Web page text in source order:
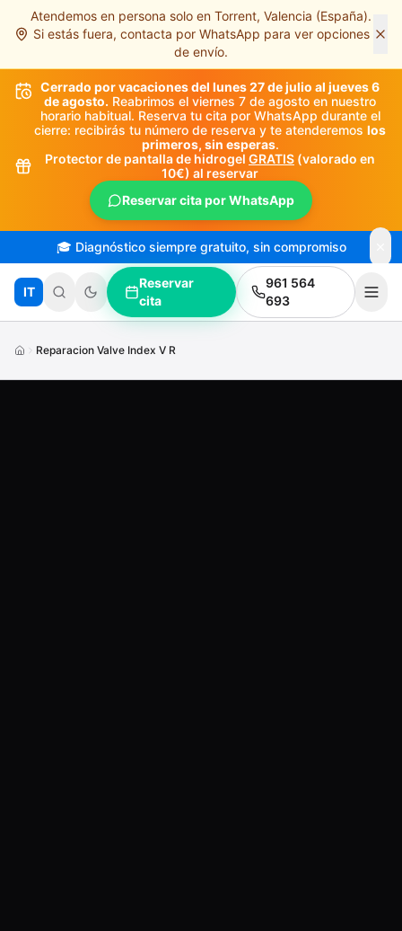
Saltar al contenido principal
Atendemos en persona solo en Torrent, Valencia (España).
Si estás fuera, contacta por WhatsApp para ver opciones
de envío.
Cerrado por vacaciones del lunes 27 de julio al jueves 6
de agosto. Reabrimos el viernes 7 de agosto en nuestro
horario habitual. Reserva tu cita por WhatsApp durante el
cierre: recibirás tu número de reserva y te atenderemos los
primeros, sin esperas.
Protector de pantalla de hidrogel GRATIS (valorado en
10€) al reservar
Reservar cita por WhatsApp
🎓 Diagnóstico siempre gratuito, sin compromiso
IT
Reservar
cita
961 564
693
Reparacion Valve Index V R